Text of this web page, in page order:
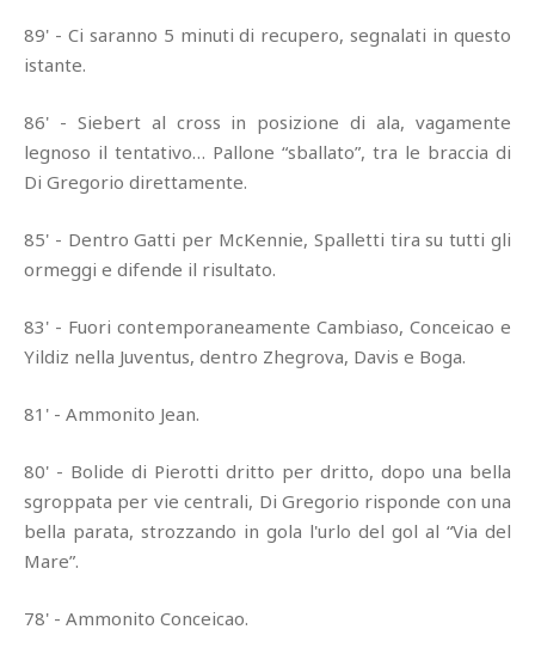
89' - Ci saranno 5 minuti di recupero, segnalati in questo
istante.
86' - Siebert al cross in posizione di ala, vagamente
legnoso il tentativo… Pallone “sballato”, tra le braccia di
Di Gregorio direttamente.
85' - Dentro Gatti per McKennie, Spalletti tira su tutti gli
ormeggi e difende il risultato.
83' - Fuori contemporaneamente Cambiaso, Conceicao e
Yildiz nella Juventus, dentro Zhegrova, Davis e Boga.
81' - Ammonito Jean.
80' - Bolide di Pierotti dritto per dritto, dopo una bella
sgroppata per vie centrali, Di Gregorio risponde con una
bella parata, strozzando in gola l'urlo del gol al “Via del
Mare”.
78' - Ammonito Conceicao.